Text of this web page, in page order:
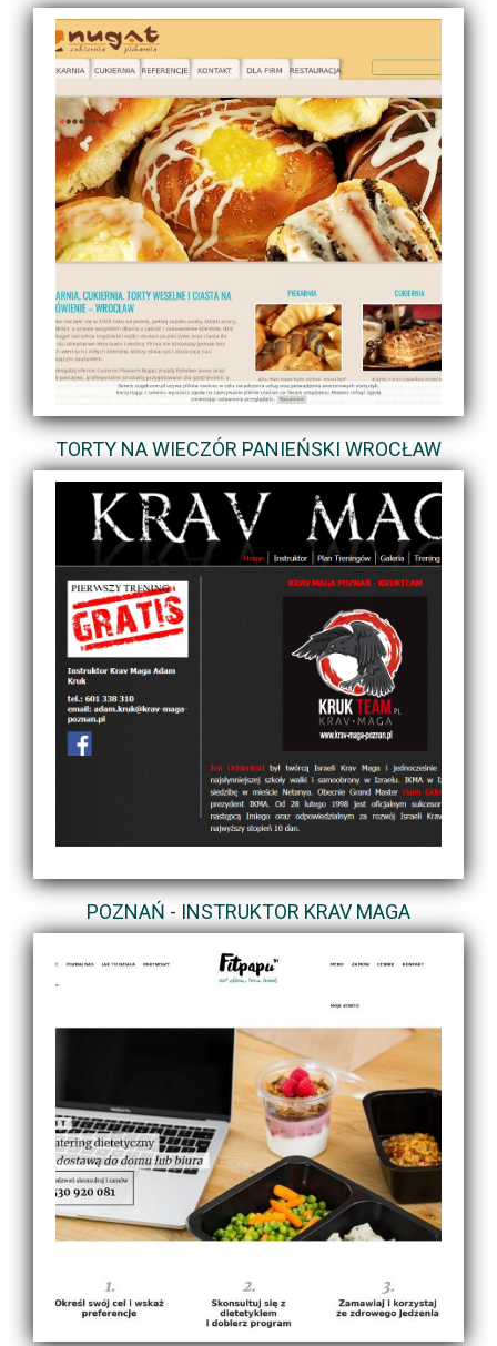
TORTY NA WIECZÓR PANIEŃSKI WROCŁAW
POZNAŃ - INSTRUKTOR KRAV MAGA